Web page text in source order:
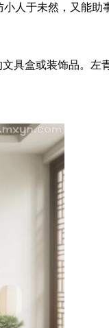
人于未然，又能助
具盒或装饰品。左